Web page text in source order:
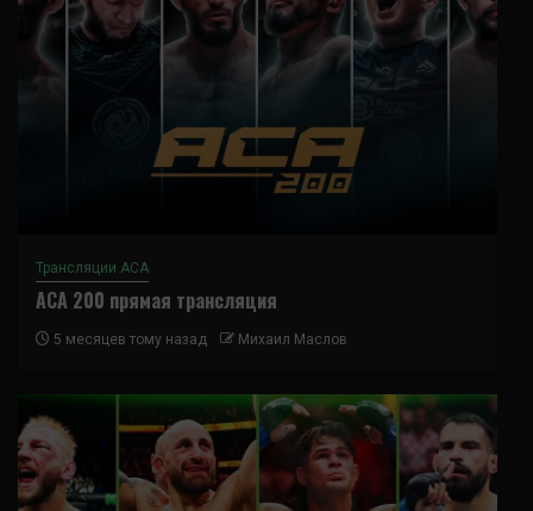
Трансляции ACA
ACA 200 прямая трансляция
5 месяцев тому назад Михаил Маслов